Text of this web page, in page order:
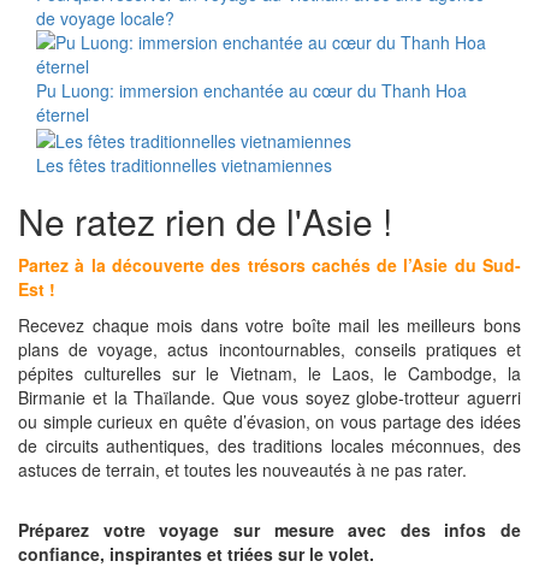
de voyage locale?
Pu Luong: immersion enchantée au cœur du Thanh Hoa
éternel
Les fêtes traditionnelles vietnamiennes
Ne ratez rien de l'Asie !
Partez à la découverte des trésors cachés de l’Asie du Sud-
Est !
Recevez chaque mois dans votre boîte mail les meilleurs bons
plans de voyage, actus incontournables, conseils pratiques et
pépites culturelles sur le Vietnam, le Laos, le Cambodge, la
Birmanie et la Thaïlande. Que vous soyez globe-trotteur aguerri
ou simple curieux en quête d’évasion, on vous partage des idées
de circuits authentiques, des traditions locales méconnues, des
astuces de terrain, et toutes les nouveautés à ne pas rater.
Préparez votre voyage sur mesure avec des infos de
confiance, inspirantes et triées sur le volet.